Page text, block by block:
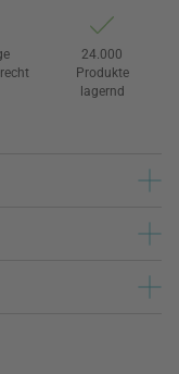
24.000
Produkte
lagernd